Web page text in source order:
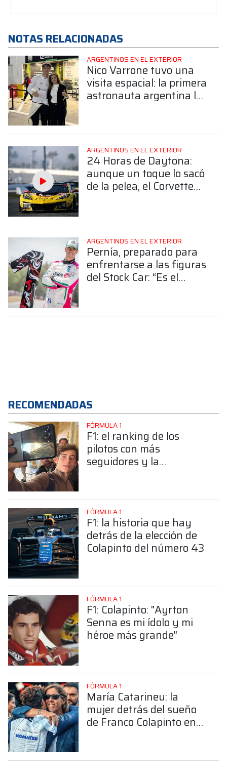
NOTAS RELACIONADAS
ARGENTINOS EN EL EXTERIOR
Nico Varrone tuvo una
visita espacial: la primera
astronauta argentina lo
ARGENTINOS EN EL EXTERIOR
24 Horas de Daytona:
aunque un toque lo sacó
de la pelea, el Corvette
ARGENTINOS EN EL EXTERIOR
Pernía, preparado para
enfrentarse a las figuras
del Stock Car: “Es el
RECOMENDADAS
FÓRMULA 1
F1: el ranking de los
pilotos con más
seguidores y la
FÓRMULA 1
F1: la historia que hay
detrás de la elección de
Colapinto del número 43
FÓRMULA 1
F1: Colapinto: "Ayrton
Senna es mi ídolo y mi
héroe más grande"
FÓRMULA 1
María Catarineu: la
mujer detrás del sueño
de Franco Colapinto en